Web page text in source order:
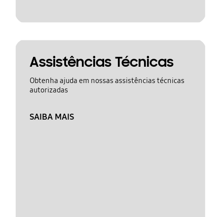
Assistências Técnicas
Obtenha ajuda em nossas assistências técnicas
autorizadas
SAIBA MAIS